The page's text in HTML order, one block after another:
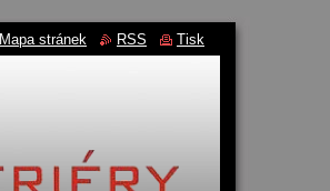
Mapa stránek RSS Tisk